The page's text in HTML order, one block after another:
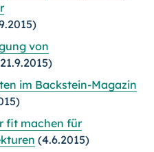
von
im Backstein-Magazin
fit machen für
(4.6.2015)